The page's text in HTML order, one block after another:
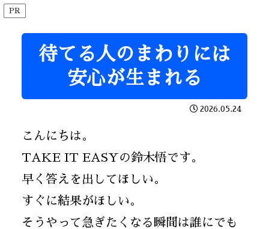
PR
待てる人のまわりには
安心が生まれる
2026.05.24
こんにちは。
TAKE IT EASYの鈴木悟です。
早く答えを出してほしい。
すぐに結果がほしい。
そうやって急ぎたくなる瞬間は誰にでも